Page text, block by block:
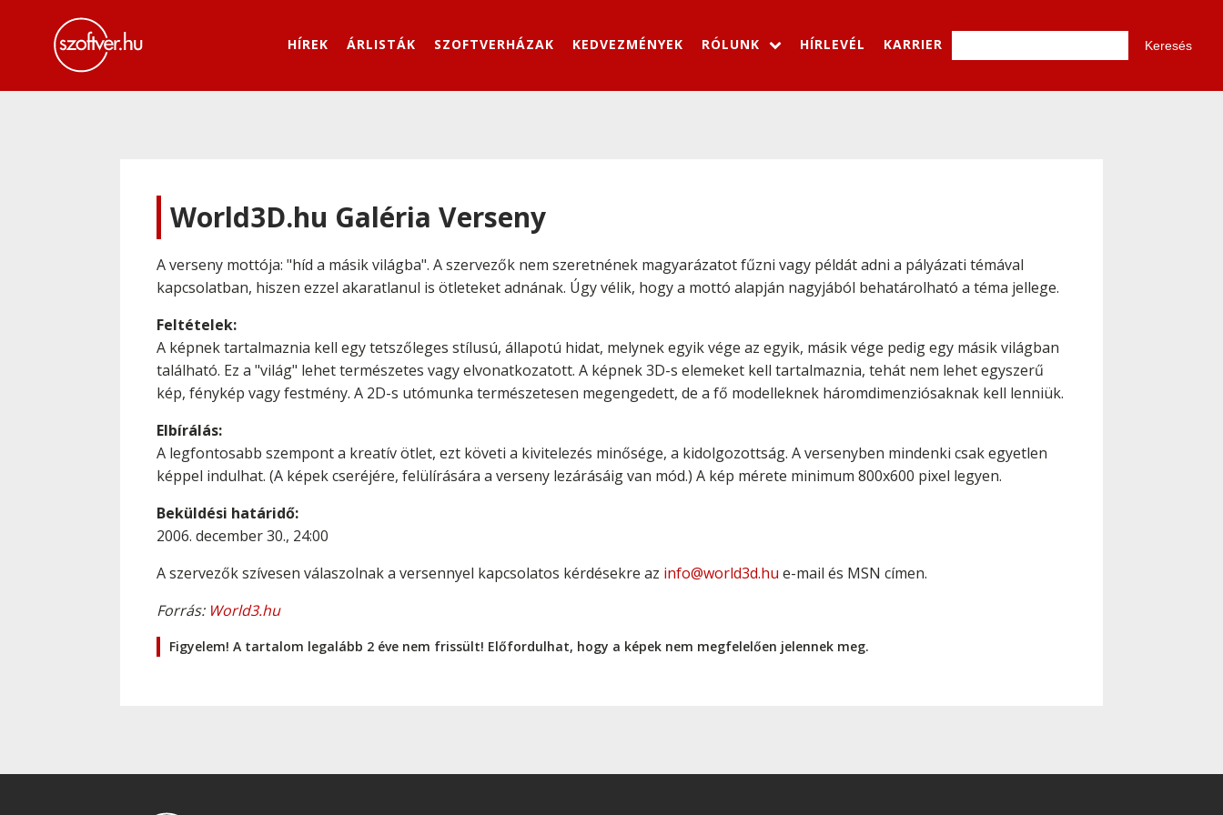
HÍREK ÁRLISTÁK SZOFTVERHÁZAK KEDVEZMÉNYEK RÓLUNK HÍRLEVÉL KARRIER
World3D.hu Galéria Verseny
A verseny mottója: "híd a másik világba". A szervezők nem szeretnének magyarázatot fűzni vagy példát adni a pályázati témával
kapcsolatban, hiszen ezzel akaratlanul is ötleteket adnának. Úgy vélik, hogy a mottó alapján nagyjából behatárolható a téma jellege.
Feltételek:
A képnek tartalmaznia kell egy tetszőleges stílusú, állapotú hidat, melynek egyik vége az egyik, másik vége pedig egy másik világban
található. Ez a "világ" lehet természetes vagy elvonatkozatott. A képnek 3D-s elemeket kell tartalmaznia, tehát nem lehet egyszerű
kép, fénykép vagy festmény. A 2D-s utómunka természetesen megengedett, de a fő modelleknek háromdimenziósaknak kell lenniük.
Elbírálás:
A legfontosabb szempont a kreatív ötlet, ezt követi a kivitelezés minősége, a kidolgozottság. A versenyben mindenki csak egyetlen
képpel indulhat. (A képek cseréjére, felülírására a verseny lezárásáig van mód.) A kép mérete minimum 800x600 pixel legyen.
Beküldési határidő:
2006. december 30., 24:00
A szervezők szívesen válaszolnak a versennyel kapcsolatos kérdésekre az info@world3d.hu e-mail és MSN címen.
Forrás: World3.hu
Figyelem! A tartalom legalább 2 éve nem frissült! Előfordulhat, hogy a képek nem megfelelően jelennek meg.